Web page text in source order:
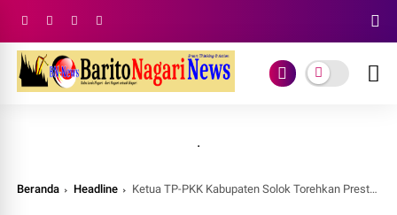
.
Beranda Headline Ketua TP-PKK Kabupaten Solok Torehkan Prestasi Gemilang, Harumkan Nama Kabupaten Solok Tahun 2025–2026 di Tingkat Prov Sumbar